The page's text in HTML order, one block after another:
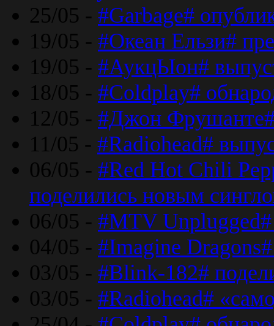
25/05 - #Garbage#
19/05 - #Океан Ельзи#
19/05 - #АукцЫон#
18/05 - #Coldplay#
12/05 - #Джон
11/05 - #Radiohead#
06/05 - #Red Hot Chili
поделились новым
06/05 - #MTV Unplugged#
04/05 - #Imagine
03/05 - #Blink-182#
03/05 - #Radiohead#